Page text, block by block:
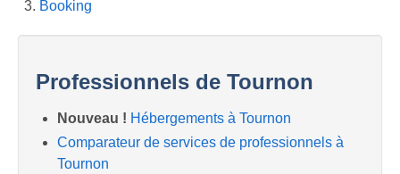
Booking
Professionnels de Tournon
Nouveau ! Hébergements à Tournon
Comparateur de services de professionnels à
Tournon